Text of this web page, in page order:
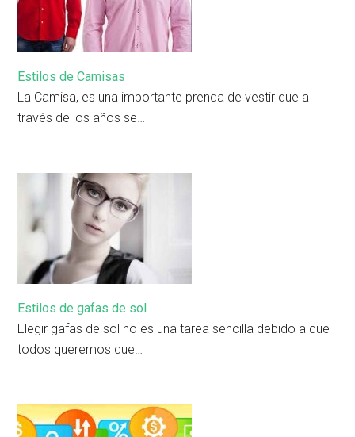
Estilos de Camisas
La Camisa, es una importante prenda de vestir que a
través de los años se…
Estilos de gafas de sol
Elegir gafas de sol no es una tarea sencilla debido a que
todos queremos que…